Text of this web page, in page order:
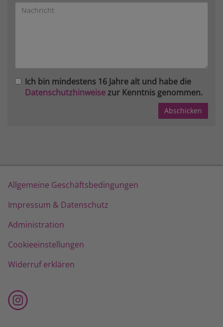
Ich bin mindestens 16 Jahre alt und habe die
Datenschutzhinweisezur Kenntnis genommen.
Allgemeine Geschäftsbedingungen
Impressum & Datenschutz
Administration
Cookieeinstellungen
Widerruf erklären